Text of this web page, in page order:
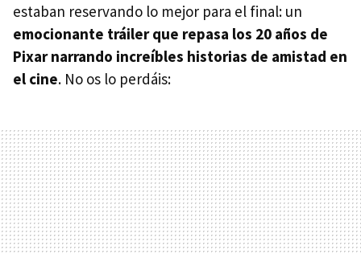
estaban reservando lo mejor para el final: un
emocionante tráiler que repasa los 20 años de
Pixar narrando increíbles historias de amistad en
el cine. No os lo perdáis: